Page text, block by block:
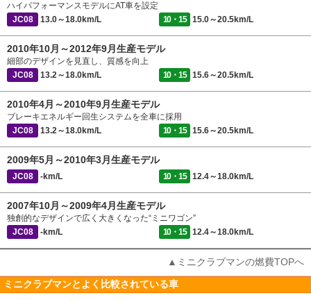
ハイパフォーマンスモデルにAT車を設定
JC08
13.0～18.0km/L 10・15 15.0～20.5km/L
2010年10月～2012年9月生産モデル
細部のデザインを見直し、質感を向上
JC08
13.2～18.0km/L 10・15 15.6～20.5km/L
2010年4月～2010年9月生産モデル
ブレーキエネルギー回生システムを全車に採用
JC08
13.2～18.0km/L 10・15 15.6～20.5km/L
2009年5月～2010年3月生産モデル
JC08 -km/L 10・15 12.4～18.0km/L
2007年10月～2009年4月生産モデル
独創的なデザインで広く大きくなった“ミニワゴン”
JC08
-km/L 10・15 12.4～18.0km/L
▲ミニクラブマンの燃費TOPへ
ミニクラブマンとよく比較されている車